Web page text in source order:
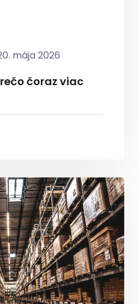
mája 2026
čoraz viac